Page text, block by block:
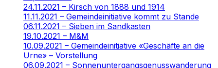
24.11.2021 – Kirsch von 1888 und 1914
11.11.2021 – Gemeindeinitiative kommt zu Stande
06.11.2021 – Sieben im Sandkasten
19.10.2021 – M&M
10.09.2021 – Gemeindeinitiative «Geschäfte an die
Urne» – Vorstellung
06.09.2021 – Sonnenuntergangsgenusswanderung